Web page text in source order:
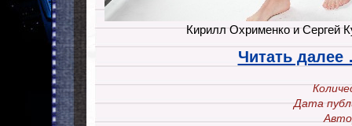
Кирилл Охрименко и Сергей
Читать
Дата